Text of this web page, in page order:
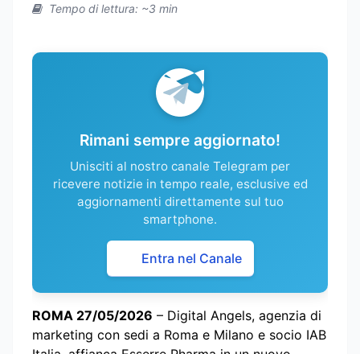
Tempo di lettura: ~3 min
Rimani sempre aggiornato!
Unisciti al nostro canale Telegram per
ricevere notizie in tempo reale, esclusive ed
aggiornamenti direttamente sul tuo
smartphone.
Entra nel Canale
ROMA 27/05/2026 – Digital Angels, agenzia di
marketing con sedi a Roma e Milano e socio IAB